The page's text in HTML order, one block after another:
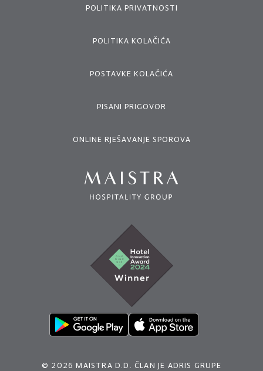
POLITIKA PRIVATNOSTI
POLITIKA KOLAČIĆA
POSTAVKE KOLAČIĆA
PISANI PRIGOVOR
ONLINE RJEŠAVANJE SPOROVA
© 2026 MAISTRA D.D. ČLAN JE ADRIS GRUPE